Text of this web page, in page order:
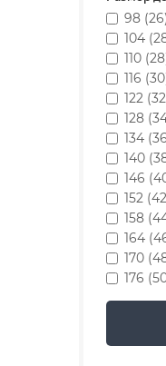
98 (26)
104
110
116
122
128
134
140
146
152
158
164
170
176